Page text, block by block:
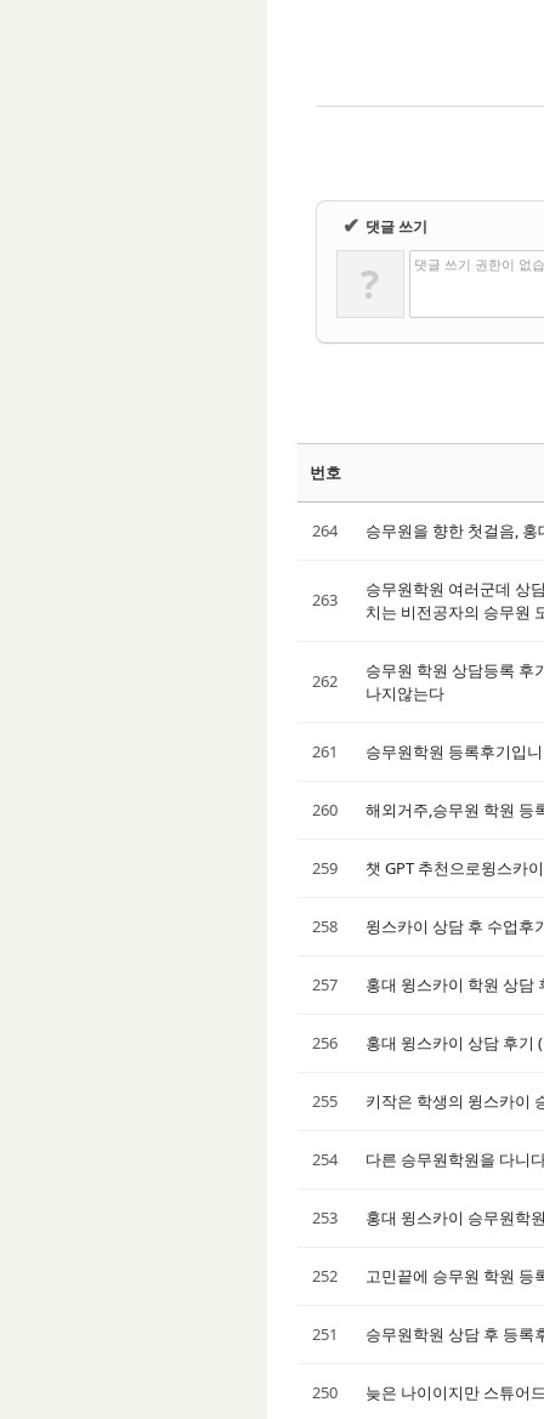
✔ 댓글 쓰기
? 댓글 쓰기 권한이 없
번호
264 승무원을 향한 첫걸음,
263
승무원학원 여러군데 상
치는 비전공자의 승무원
262
승무원 학원 상담등록 후
나지않는다
261 승무원학원 등록후기입
260 해외거주,승무원 학원 등
259 챗 GPT 추천으로윙스카
258 윙스카이 상담 후 수업후
257 홍대 윙스카이 학원 상담
256 홍대 윙스카이 상담 후기
255 키작은 학생의 윙스카이
254 다른 승무원학원을 다니
253 홍대 윙스카이 승무원학
252 고민끝에 승무원 학원 등
251 승무원학원 상담 후 등록
250 늦은 나이이지만 스튜어